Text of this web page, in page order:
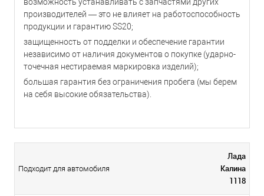
возможность устанавливать с запчастями других
производителей — это не влияет на работоспособность
продукции и гарантию SS20;
защищенность от подделки и обеспечение гарантии
независимо от наличия документов о покупке (ударно-
точечная нестираемая маркировка изделий);
большая гарантия без ограничения пробега (мы берем
на себя высокие обязательства).
Подходит для автомобиля
Лада
Калина
1118